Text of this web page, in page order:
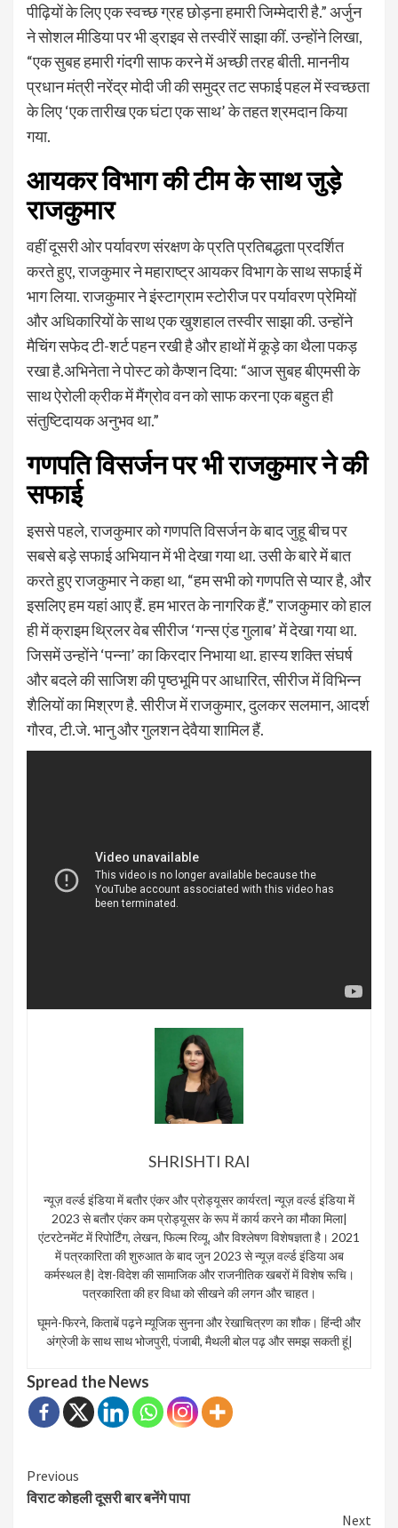
पीढ़ियों के लिए एक स्वच्छ ग्रह छोड़ना हमारी जि‍म्मेदारी है.” अर्जुन
ने सोशल मीडिया पर भी ड्राइव से तस्वीरें साझा कीं. उन्होंने लिखा,
“एक सुबह हमारी गंदगी साफ करने में अच्छी तरह बीती. माननीय
प्रधान मंत्री नरेंद्र मोदी जी की समुद्र तट सफाई पहल में स्वच्छता
के लिए ‘एक तारीख एक घंटा एक साथ’ के तहत श्रमदान किया
गया.
आयकर विभाग की टीम के साथ जुड़े
राजकुमार
वहीं दूसरी ओर पर्यावरण संरक्षण के प्रति प्रतिबद्धता प्रदर्शित
करते हुए, राजकुमार ने महाराष्ट्र आयकर विभाग के साथ सफाई में
भाग लिया. राजकुमार ने इंस्टाग्राम स्टोरीज पर पर्यावरण प्रेमियों
और अधिकारियों के साथ एक खुशहाल तस्वीर साझा की. उन्होंने
मैचिंग सफेद टी-शर्ट पहन रखी है और हाथों में कूड़े का थैला पकड़
रखा है.अभिनेता ने पोस्ट को कैप्शन दिया: “आज सुबह बीएमसी के
साथ ऐरोली क्रीक में मैंग्रोव वन को साफ करना एक बहुत ही
संतुष्टिदायक अनुभव था.”
गणपति विसर्जन पर भी राजकुमार ने की
सफाई
इससे पहले, राजकुमार को गणपति विसर्जन के बाद जुहू बीच पर
सबसे बड़े सफाई अभियान में भी देखा गया था. उसी के बारे में बात
करते हुए राजकुमार ने कहा था, “हम सभी को गणपति से प्यार है, और
इसलिए हम यहां आए हैं. हम भारत के नागरिक हैं.” राजकुमार को हाल
ही में क्राइम थ्रिलर वेब सीरीज ‘गन्स एंड गुलाब’ में देखा गया था.
जिसमें उन्होंने ‘पन्ना’ का किरदार निभाया था. हास्य शक्ति संघर्ष
और बदले की साजिश की पृष्ठभूमि पर आधारित, सीरीज में विभिन्न
शैलियों का मिश्रण है. सीरीज में राजकुमार, दुलकर सलमान, आदर्श
गौरव, टी.जे. भानु और गुलशन देवैया शामिल हैं.
SHRISHTI RAI
न्यूज़ वर्ल्ड इंडिया में बतौर एंकर और प्रोड्यूसर कार्यरत| न्यूज़ वर्ल्ड इंडिया में
2023 से बतौर एंकर कम प्रोड्यूसर के रूप में कार्य करने का मौका मिला|
एंटरटेनमेंट में रिपोर्टिंग, लेखन, फिल्म रिव्यू, और विश्लेषण विशेषज्ञता है। 2021
में पत्रकारिता की शुरुआत के बाद जुन 2023 से न्यूज़ वर्ल्ड इंडिया अब
कर्मस्थल है| देश-विदेश की सामाजिक और राजनीतिक खबरों में विशेष रूचि।
पत्रकारिता की हर विधा को सीखने की लगन और चाहत।
घूमने-फिरने, किताबें पढ़ने म्यूजिक सुनना और रेखाचित्रण का शौक। हिंन्दी और
अंग्रेजी के साथ साथ भोजपुरी, पंजाबी, मैथली बोल पढ़ और समझ सकती हूं|
Spread the News
Continue
Reading
Previous
विराट कोहली दूसरी बार बनेंगे पापा
Next